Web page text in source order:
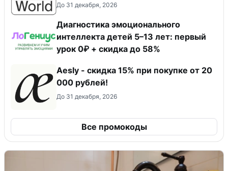
До 31 декабря, 2026
Диагностика эмоционального
интеллекта детей 5–13 лет: первый
урок 0₽ + скидка до 58%
Aesly - скидка 15% при покупке от 20
000 рублей!
До 31 декабря, 2026
Все промокоды